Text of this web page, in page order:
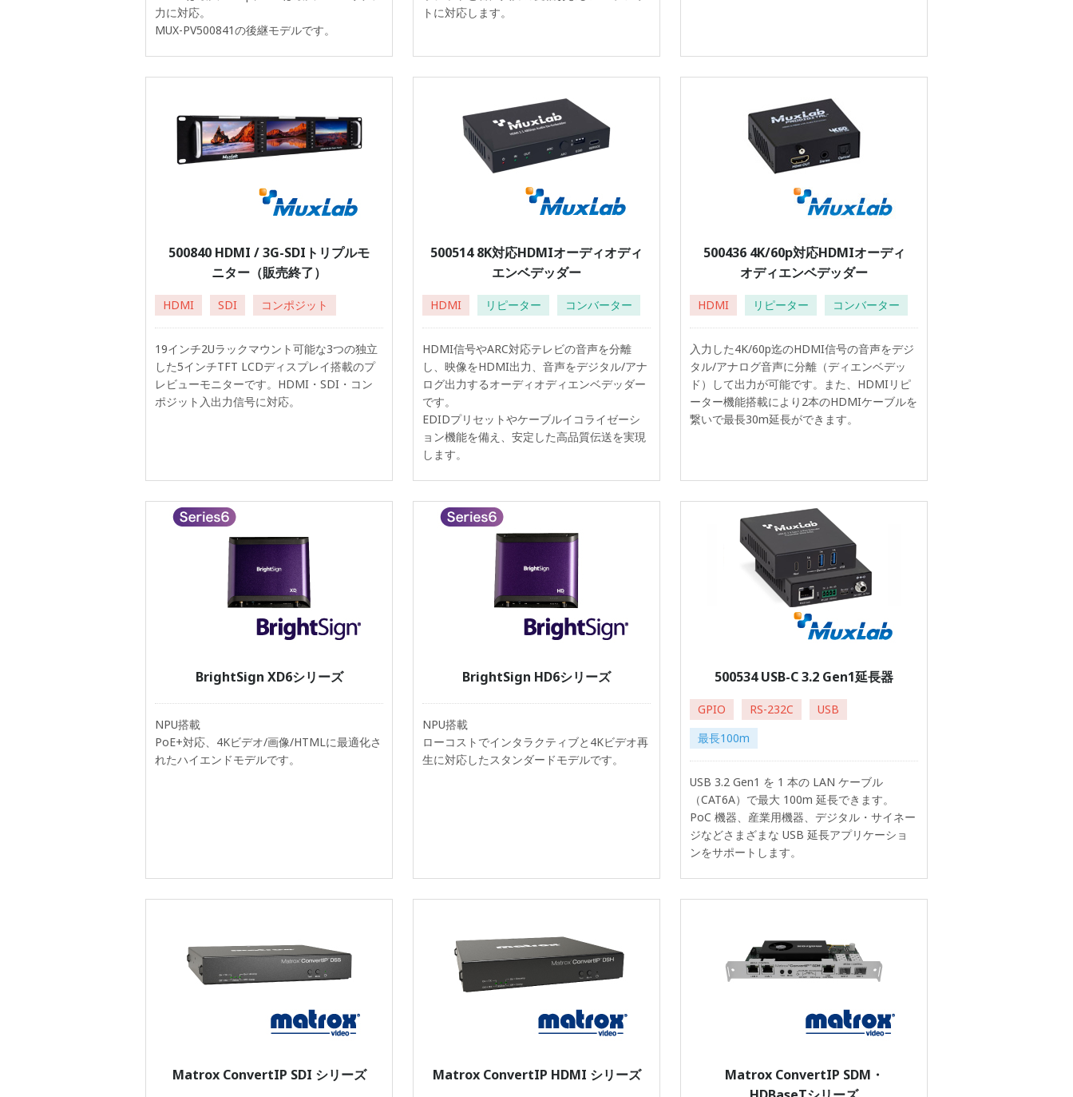
力に対応。
MUX-PV500841の後継モデルです。
トに対応します。
500840 HDMI / 3G-SDIトリプルモ
ニター（販売終了）
HDMI SDI コンポジット
19インチ2Uラックマウント可能な3つの独立
した5インチTFT LCDディスプレイ搭載のプ
レビューモニターです。HDMI・SDI・コン
ポジット入出力信号に対応。
500514 8K対応HDMIオーディオディ
エンベデッダー
HDMI リピーター コンバーター
HDMI信号やARC対応テレビの音声を分離
し、映像をHDMI出力、音声をデジタル/アナ
ログ出力するオーディオディエンベデッダー
です。
EDIDプリセットやケーブルイコライゼーシ
ョン機能を備え、安定した高品質伝送を実現
します。
500436 4K/60p対応HDMIオーディ
オディエンベデッダー
HDMI リピーター コンバーター
入力した4K/60p迄のHDMI信号の音声をデジ
タル/アナログ音声に分離（ディエンベデッ
ド）して出力が可能です。また、HDMIリピ
ーター機能搭載により2本のHDMIケーブルを
繋いで最長30m延長ができます。
BrightSign XD6シリーズ
NPU搭載
PoE+対応、4Kビデオ/画像/HTMLに最適化さ
れたハイエンドモデルです。
BrightSign HD6シリーズ
NPU搭載
ローコストでインタラクティブと4Kビデオ再
生に対応したスタンダードモデルです。
500534 USB-C 3.2 Gen1延長器
GPIO RS-232C
USB
最長100m
USB 3.2 Gen1 を 1 本の LAN ケーブル
（CAT6A）で最大 100m 延長できます。
PoC 機器、産業用機器、デジタル・サイネー
ジなどさまざまな USB 延長アプリケーショ
ンをサポートします。
Matrox ConvertIP SDI シリーズ Matrox ConvertIP HDMI シリーズ
Matrox ConvertIP SDM・